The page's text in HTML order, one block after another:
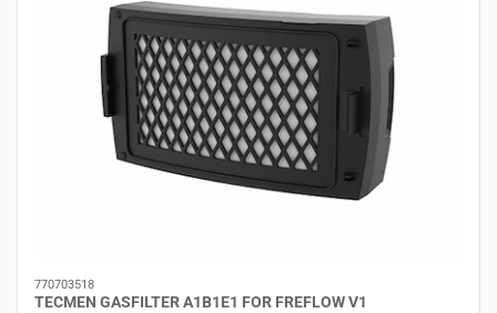
770703518
TECMEN GASFILTER A1B1E1 FOR FREFLOW V1